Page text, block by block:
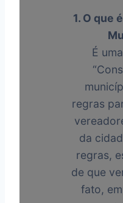
1. O que
É
regras
da
regras,
de que
fato,